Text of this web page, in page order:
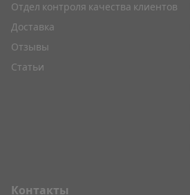
Контакты
Отдел контроля качества клиентов
Доставка
Отзывы
Статьи